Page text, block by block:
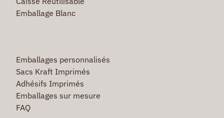
Emballage Blanc
Emballages personnalisés
Sacs Kraft Imprimés
Adhésifs Imprimés
Emballages sur mesure
FAQ